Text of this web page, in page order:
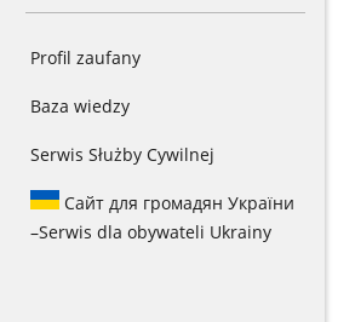
Profil zaufany
Baza wiedzy
Serwis Służby Cywilnej
Сайт для громадян України
–Serwis dla obywateli Ukrainy